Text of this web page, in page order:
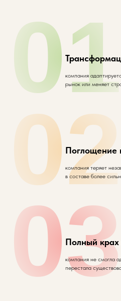
компания
рынок или меняет
01
Поглощение
компания теряет
в составе более
02
Полный крах
компания не смогла
перестала
03